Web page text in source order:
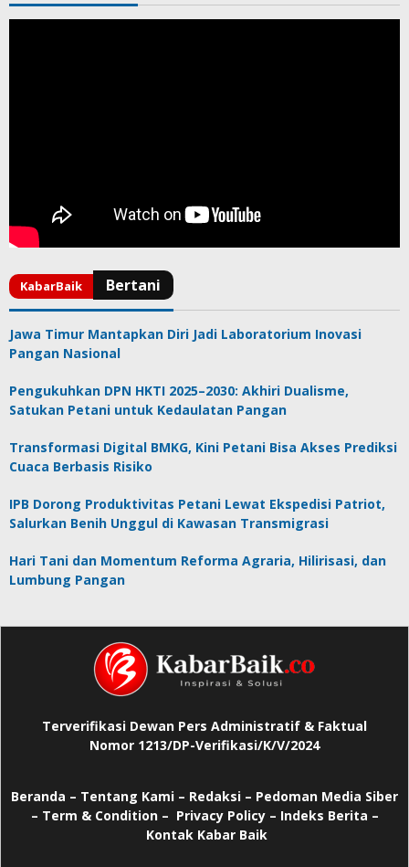
Jawa Timur Mantapkan Diri Jadi Laboratorium Inovasi
Pangan Nasional
Pengukuhkan DPN HKTI 2025–2030: Akhiri Dualisme,
Satukan Petani untuk Kedaulatan Pangan
Transformasi Digital BMKG, Kini Petani Bisa Akses Prediksi
Cuaca Berbasis Risiko
IPB Dorong Produktivitas Petani Lewat Ekspedisi Patriot,
Salurkan Benih Unggul di Kawasan Transmigrasi
Hari Tani dan Momentum Reforma Agraria, Hilirisasi, dan
Lumbung Pangan
Terverifikasi Dewan Pers Administratif & Faktual
Nomor 1213/DP-Verifikasi/K/V/2024
Beranda – Tentang Kami – Redaksi – Pedoman Media Siber
– Term & Condition – Privacy Policy– Indeks Berita –
Kontak Kabar Baik